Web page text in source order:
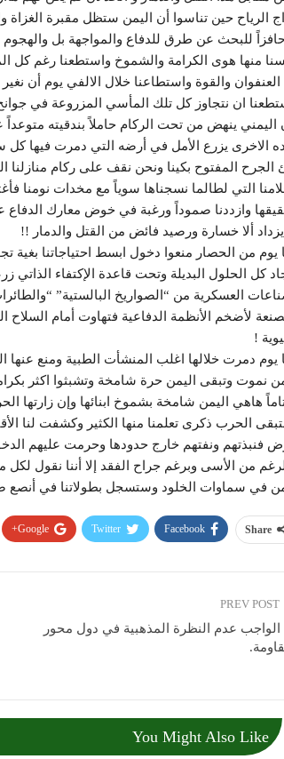
الرياح حين تناسوا أن اليمن ستظل مقبرة
حافزاً للبحث عن طرق للدفاع والمواجهة بل
منها هوى الكرامة والشموخ واستطعنا رغم كل
والقوة واستطاعنا خلال الالفي يوم أن
ان نتجاوز كل تلك المأسي المزروعة في جوانح
اليمني ينهض من تحت الركام حاملاً بندقيته متوعداً
الاخرى يزرع الأمل في أرضه التي دمرت فيها كل
الجرح المفتوح بكينا ونحن نقف على ركام
التي لطالما نسجناها سوياً مع مخدات نومنا
وازددنا صموداً ورغبة في خوض معارك الدفاع
ألا خسارة ورصيد فائض من القتل والدمار !!
يوم من الحصار منعوا دخول ابسط احتياجاتنا بغية
كل الحلول البديلة وتحت قاعدة الإكتفاء
العسكرية من “الصواريخ البالستية”
لأضخم الأنظمة الدفاعية فتهاوت أمام
!
يوم دمرت خلالها اغلب المنشأت الطبية ومنع
نموت وتبقى اليمن حرة شامخة وتشبثوا اكثر
هاهي اليمن شامخة بشموخ ابنائها وإن زارتها
الحرب ذكرى تعلمنا منها الكثير وكشفت لنا
فنبذتهم ونفتهم خارج حدودها وحرمت عليهم
من الأسى وبرغم جراح الفقد إلا أننا نقول
في سماوات الخلود وستسجل بطولاتنا في أنصع
Share
Facebook
Twitter
Google+
عدم النظرة المذهبية في دول محور
You Might Also Like